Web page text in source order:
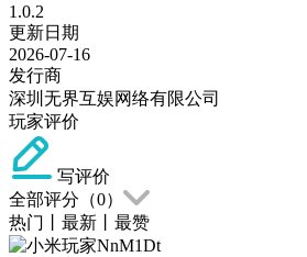
1.0.2
更新日期
2026-07-16
发行商
深圳无界互娱网络有限公司
玩家评价
写评价
全部评分（0）
热门
最新 最赞